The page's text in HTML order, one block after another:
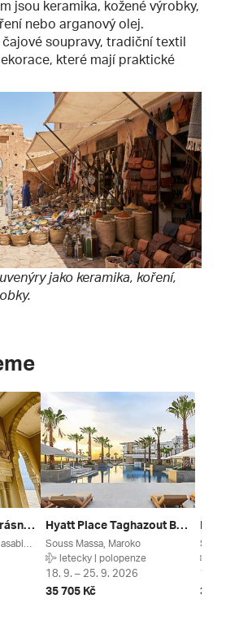
jsou keramika, kožené výrobky,
nebo arganový olej.
soupravy, tradiční textil
které mají praktické
jako keramika, koření,
Velká Cesta Po Nejkrásnějších Místech Maroka Hyatt Place Taghazout Bay *****
Souss Massa, Maroko
letecky | polopenze
18. 9. – 25. 9. 2026
35 705 Kč
10.
32